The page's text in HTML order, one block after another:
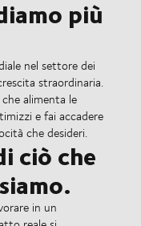
più
nel settore dei
straordinaria.
alimenta le
e fai accadere
che desideri.
ciò che
in un